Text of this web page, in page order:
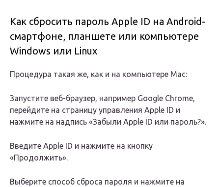
Как сбросить пароль Apple ID на Android-
смартфоне, планшете или компьютере
Windows или Linux
Процедура такая же, как и на компьютере Mac:
Запустите веб-браузер, например Google Chrome,
перейдите на страницу управления Apple ID и
нажмите на надпись «Забыли Apple ID или пароль?».
Введите Apple ID и нажмите на кнопку
«Продолжить».
Выберите способ сброса пароля и нажмите на